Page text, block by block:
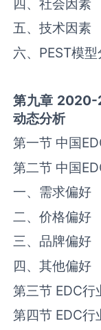
五、技术因素
六、PEST模
第九章 2020-
动态分析
第一节 中国‌‌
第二节 中国‌‌
一、需求偏好
二、价格偏好
三、品牌偏好
四、其他偏好
第三节 ‌‌EDC‌‌行
第四节 ‌‌EDC‌‌行